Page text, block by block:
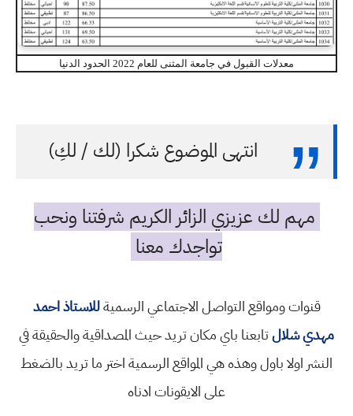
معدلات القبول في جامعة المثنى للعام 2022 الحدود الدنيا
انتهى الموضوع شكرا (لك / لكِ)
مهم لك عزيزي الزائر الكريم شرفتنا ونحب
تواجدك معنا
قنوات ومواقع التواصل الاجتماعي الرسميةللاستاذ احمد
مهدي شلالتابعنا باي مكان تريد حيث المصداقية والحقيقة في
النشر اولا باول وهذه هي المواقع الرسمية اختر ما تريد بالضغط
على الايقونات ادناه